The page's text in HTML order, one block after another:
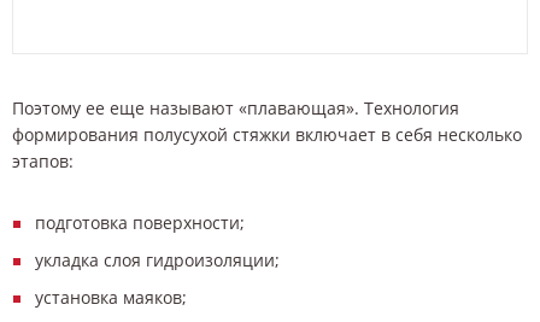
Поэтому ее еще называют «плавающая». Технология
формирования полусухой стяжки включает в себя несколько
этапов:
подготовка поверхности;
укладка слоя гидроизоляции;
установка маяков;